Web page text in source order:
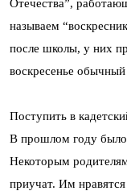
Отечества”,
называем
после школы, у них
воскресенье
Поступить в
В прошлом году было
Некоторым
приучат. Им